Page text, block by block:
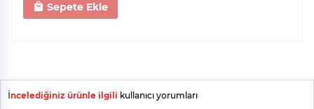
Sepete Ekle
İncelediğiniz ürünle ilgili kullanıcı yorumları